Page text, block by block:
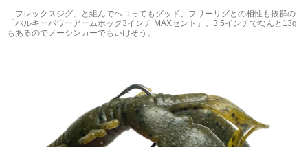
「フレックスジグ」と組んでヘコってもグッド、フリーリグとの相性も抜群の
「バルキーパワーアームホッグ3インチ MAXセント」。3.5インチでなんと13g
もあるのでノーシンカーでもいけそう。